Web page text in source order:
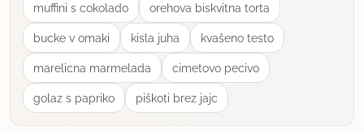
muffini s cokolado orehova biskvitna torta
bucke v omaki kisla juha kvašeno testo
marelicna marmelada cimetovo pecivo
golaz s papriko piškoti brez jajc